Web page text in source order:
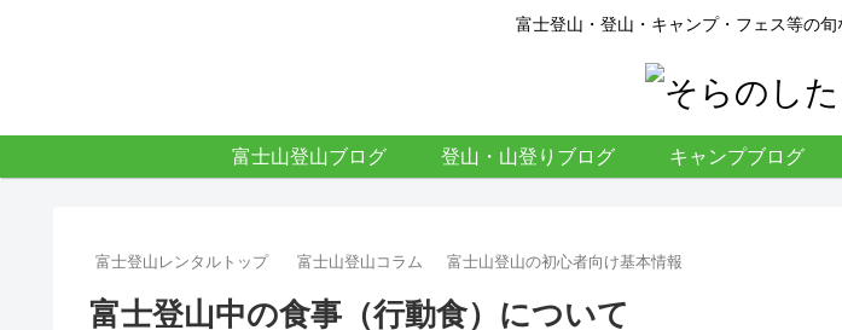
富士登山・登山・キャンプ・フェス等の
富士山登山ブログ 登山・山登りブログ キャンプブログ
富士登山レンタルトップ 富士山登山コラム 富士山登山の初心者向け基本情報
富士登山中の食事（行動食）について